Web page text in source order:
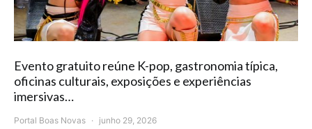
Evento gratuito reúne K-pop, gastronomia típica,
oficinas culturais, exposições e experiências
imersivas…
Portal Boas Novas junho 29, 2026